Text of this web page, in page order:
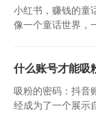
小红书，赚钱的童
像一个童话世界，
什么账号才能吸
吸粉的密码：抖音
经成为了一个展示